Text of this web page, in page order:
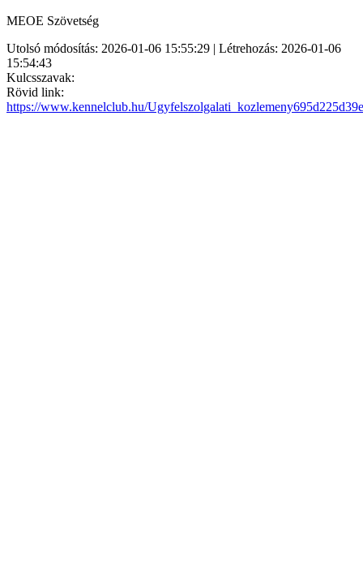
MEOE Szövetség
Utolsó módosítás: 2026-01-06 15:55:29 | Létrehozás: 2026-01-06
15:54:43
Kulcsszavak:
Rövid link:
https://www.kennelclub.hu/